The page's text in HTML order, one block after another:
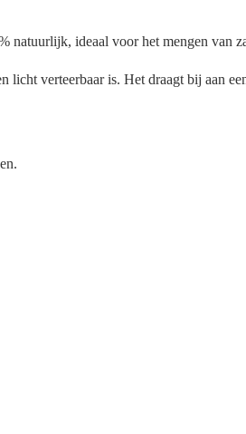
ideaal voor het mengen van
verteerbaar is. Het draagt bij aan